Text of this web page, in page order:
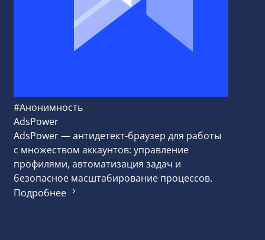
#Анонимность
AdsPower
AdsPower — антидетект-браузер для работы
с множеством аккаунтов: управление
профилями, автоматизация задач и
безопасное масштабирование процессов.
Подробнее